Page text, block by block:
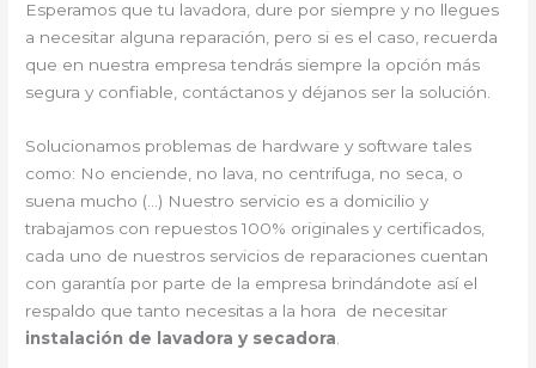
Esperamos que tu lavadora, dure por siempre y no llegues
a necesitar alguna reparación, pero si es el caso, recuerda
que en nuestra empresa tendrás siempre la opción más
segura y confiable, contáctanos y déjanos ser la solución.
Solucionamos problemas de hardware y software tales
como: No enciende, no lava, no centrifuga, no seca, o
suena mucho (…) Nuestro servicio es a domicilio y
trabajamos con repuestos 100% originales y certificados,
cada uno de nuestros servicios de reparaciones cuentan
con garantía por parte de la empresa brindándote así el
respaldo que tanto necesitas a la hora de necesitar
instalación de lavadora y secadora